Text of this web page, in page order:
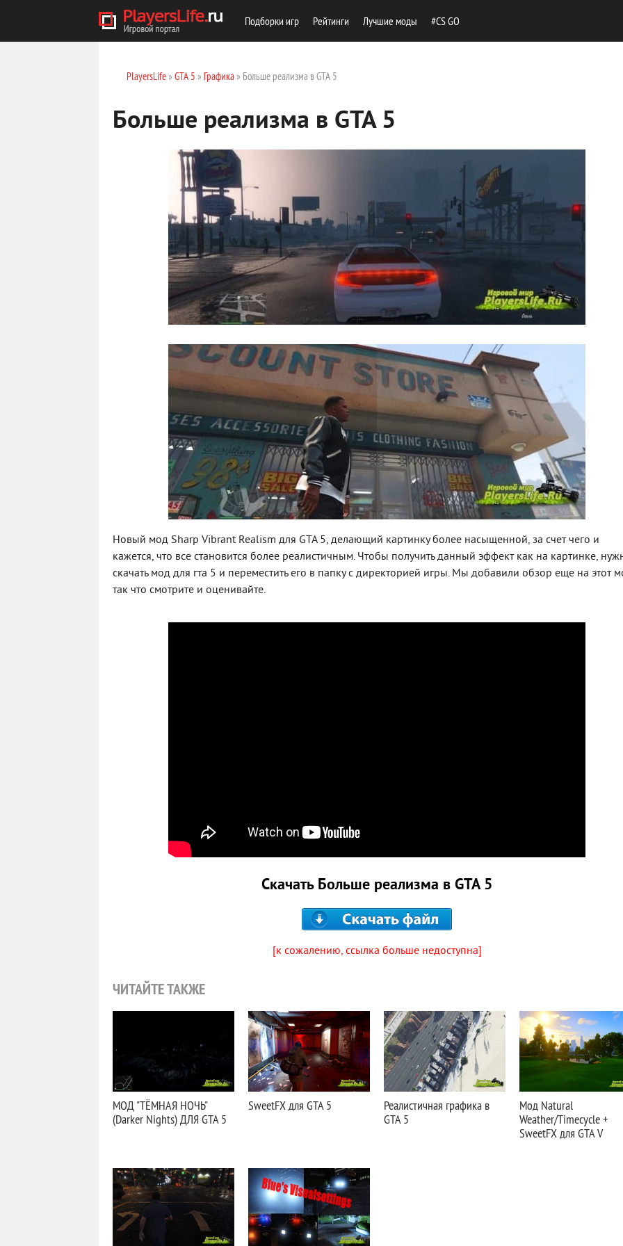
Подборки игр Рейтинги Лучшие моды #CS GO
PlayersLife» GTA 5 » Графика» Больше реализма в GTA 5
Больше реализма в GTA 5
Новый мод Sharp Vibrant Realism для GTA 5, делающий картинку более насыщенной, за счет чего и
кажется, что все становится более реалистичным. Чтобы получить данный эффект как на картинке,
скачать мод для гта 5 и переместить его в папку с директорией игры. Мы добавили обзор еще на этот
так что смотрите и оценивайте.
Скачать Больше реализма в GTA 5
[к сожалению, ссылка больше недоступна]
ЧИТАЙТЕ ТАКЖЕ
МОД "ТЁМНАЯ НОЧЬ"
(Darker Nights) ДЛЯ GTA 5
SweetFX для GTA 5
Реалистичная графика в
GTA 5
Мод Natural
Weather/Timecycle +
SweetFX для GTA V